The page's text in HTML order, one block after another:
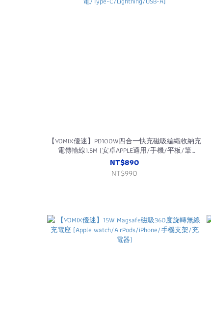
【YOMIX優迷】PD100W四合一快充磁吸編織收納充
電傳輸線1.5M (安卓APPLE適用/手機/平板/筆
電/Type-C/Lightning/USB-A)
NT$890
NT$990